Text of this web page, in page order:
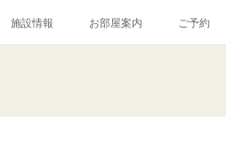
施設情報 お部屋案内 ご予約